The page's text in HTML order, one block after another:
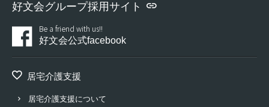
好文会グループ採用サイト
Be a friend with us!!
好文会公式facebook
居宅介護支援
居宅介護支援について